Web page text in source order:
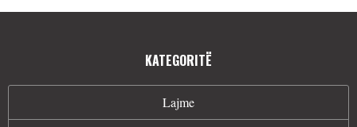
KATEGORITË
Lajme